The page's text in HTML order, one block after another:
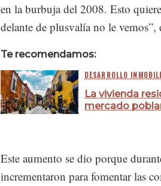
en la burbuja del 2008. Esto
delante de plusvalía no le
Te recomendamos:
DESARROLLO
La vivienda
mercado
Este aumento se dio porque
incrementaron para fomentar las